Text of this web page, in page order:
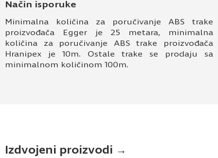
Način isporuke
Minimalna količina za poručivanje ABS trake
proizvođača Egger je 25 metara, minimalna
količina za poručivanje ABS trake proizvođača
Hranipex je 10m. Ostale trake se prodaju sa
minimalnom količinom 100m.
Izdvojeni proizvodi →